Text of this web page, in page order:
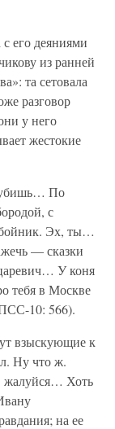
его деяниями
из ранней
та сетовала
разговор
у него
жестокие
По
с
Эх, ты…
— сказки
У коня
тебя в Москве
10: 566).
взыскующие к
Ну что ж.
жалуйся… Хоть
на ее